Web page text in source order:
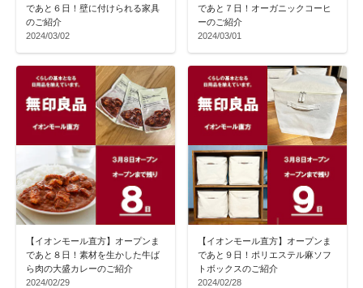
であと６日！壁に付けられる家具
のご紹介
2024/03/02
であと７日！オーガニックコーヒ
ーのご紹介
2024/03/01
【イオンモール直方】オープンま
であと８日！素材を生かした牛ば
ら肉の大盛カレーのご紹介
2024/02/29
【イオンモール直方】オープンま
であと９日！ポリエステル麻ソフ
トボックスのご紹介
2024/02/28